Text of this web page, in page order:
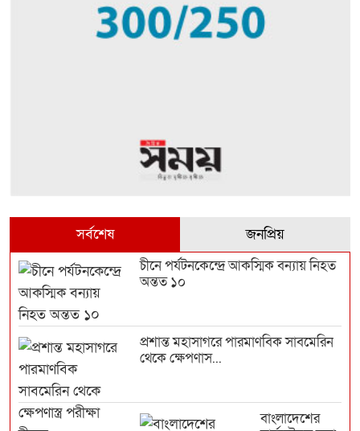
সর্বশেষ
জনপ্রিয়
চীনে পর্যটনকেন্দ্রে আকস্মিক বন্যায় নিহত
অন্তত ১০
প্রশান্ত মহাসাগরে পারমাণবিক সাবমেরিন
থেকে ক্ষেপণাস...
বাংলাদেশের